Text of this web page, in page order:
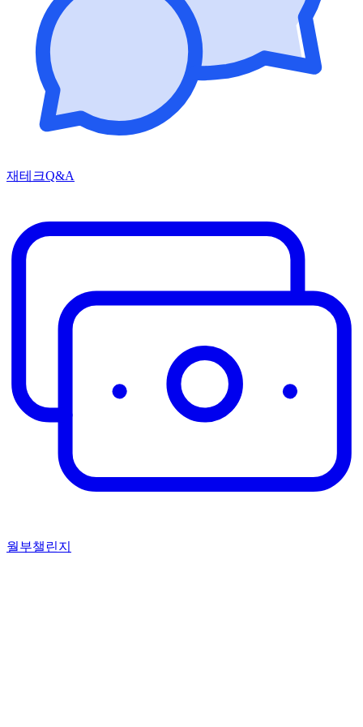
재테크Q&A
월부챌린지